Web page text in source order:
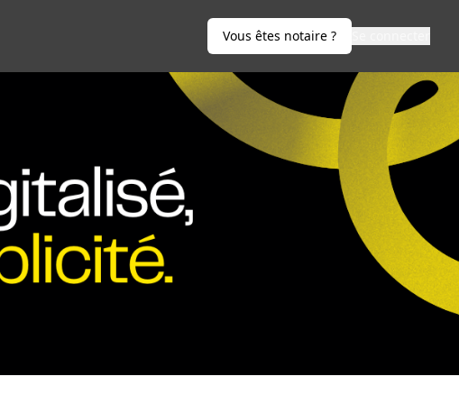
Vous êtes notaire ?